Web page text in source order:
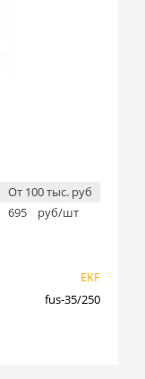
От 100 тыс. руб
695
руб/шт
EKF
fus-35/250